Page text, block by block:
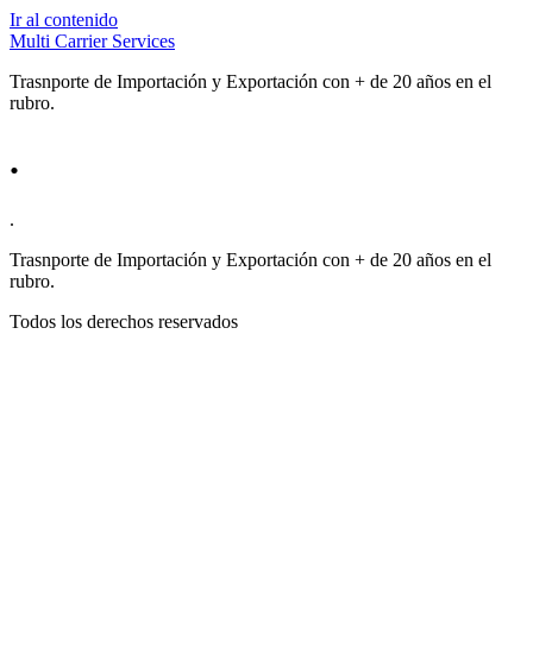
Ir al contenido
Multi Carrier Services
Trasnporte de Importación y Exportación con + de 20 años en el
rubro.
.
.
Trasnporte de Importación y Exportación con + de 20 años en el
rubro.
Todos los derechos reservados